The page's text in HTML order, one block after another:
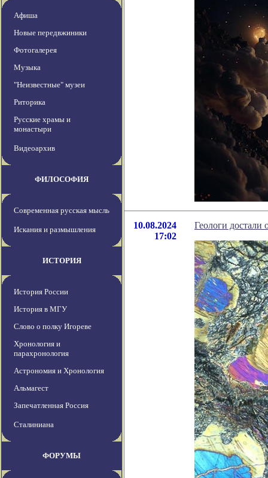
Афиша
Новые передвжиники
Фотогалерея
Музыка
"Неизвестные" музеи
Риторика
Русские храмы и
монастыри
Видеоархив
ФИЛОСОФИЯ
Современная русская мысль
Искания и размышления
ИСТОРИЯ
История России
История в МГУ
Слово о полку Игореве
Хронология и
парахронология
Астрономия и Хронология
Альмагест
Запечатленная Россия
Сталиниана
ФОРУМЫ
10.08.2024
17:02
Геологи достали